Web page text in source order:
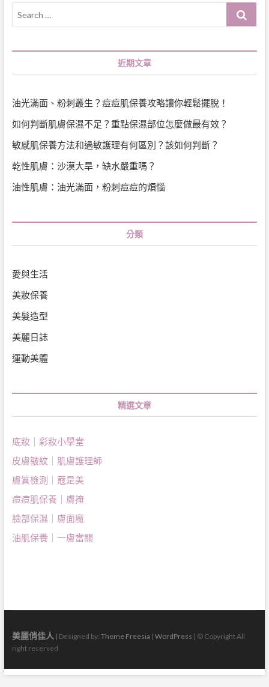
Search
近期文章
油光滿面、粉刺叢生？痘痘肌保養攻略讓你輕鬆擺脫！
如何判斷肌膚保濕不足？重點保濕部位怎麼做最有效？
敏感肌保養方法和過敏護理有何區別？該如何判斷？
乾性肌膚：沙漠大旱，缺水嚴重嗎？
油性肌膚：油光滿面，粉刺痘痘的煩惱
分類
愛與生活
美妝保養
美髮造型
美麗日誌
運動美體
精選文章
底妝｜彩妝小學堂
皮膚皺紋｜肌膚護理師
膚質檢測｜蔻是美
痘痘肌保養｜膚掩
臉部保濕｜膚面魔
油肌保養｜一膚當關
美麗俏佳人| Designed by: Theme Freesia | WordPress | © Copyright All
right reserved